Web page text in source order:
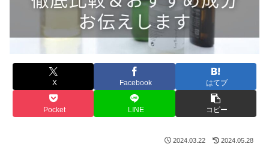
X Facebook はてブ
Pocket LINE コピー
2024.03.22 2024.05.28